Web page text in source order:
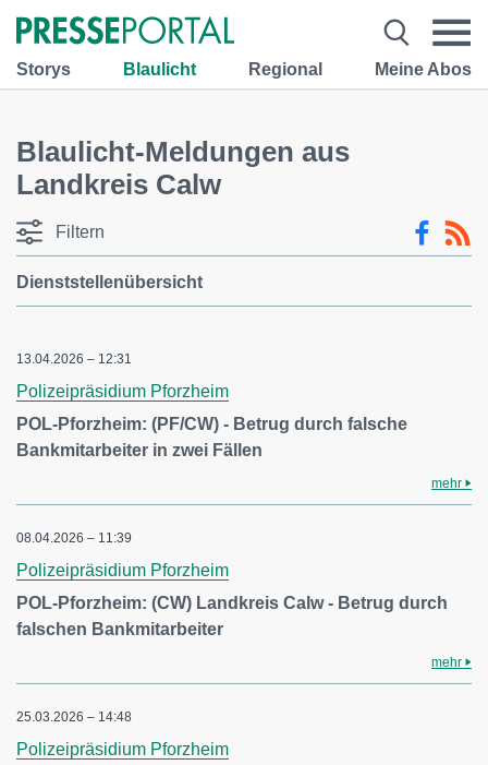
Storys Blaulicht Regional Meine Abos
Blaulicht-Meldungen aus
Landkreis Calw
Filtern
Dienststellenübersicht
13.04.2026 – 12:31
Polizeipräsidium Pforzheim
POL-Pforzheim: (PF/CW) - Betrug durch falsche
Bankmitarbeiter in zwei Fällen
mehr
08.04.2026 – 11:39
Polizeipräsidium Pforzheim
POL-Pforzheim: (CW) Landkreis Calw - Betrug durch
falschen Bankmitarbeiter
mehr
25.03.2026 – 14:48
Polizeipräsidium Pforzheim